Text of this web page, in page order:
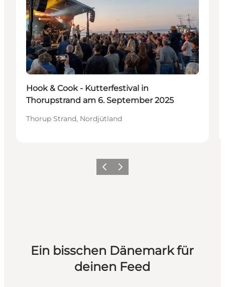
Hook & Cook - Kutterfestival in
Thorupstrand am 6. September 2025
Thorup Strand, Nordjütland
ZurückWeiter
Ein bisschen Dänemark für
deinen Feed